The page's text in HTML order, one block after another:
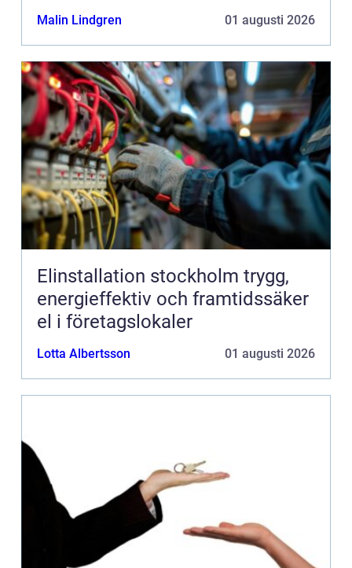
Malin Lindgren 01 augusti 2026
Elinstallation stockholm trygg,
energieffektiv och framtidssäker
el i företagslokaler
Lotta Albertsson 01 augusti 2026